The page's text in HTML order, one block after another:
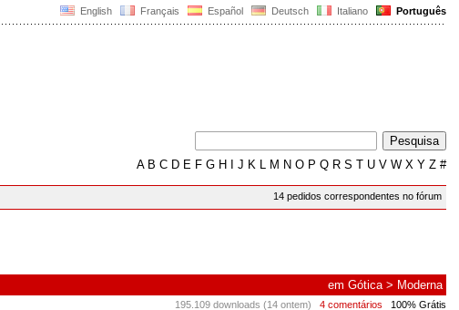
English Français Español Deutsch Italiano Português
AB C D E F G H J K L M N O P Q R S T U V W X Y Z #
14 pedidos correspondentes no fórum
em Gótica> Moderna
195.109 downloads (14 ontem) 4 comentários 100% Grátis